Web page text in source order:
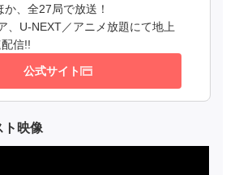
、全27局で放送！
、U-NEXT／アニメ放題にて地上
信!!
公式サイト
ト映像